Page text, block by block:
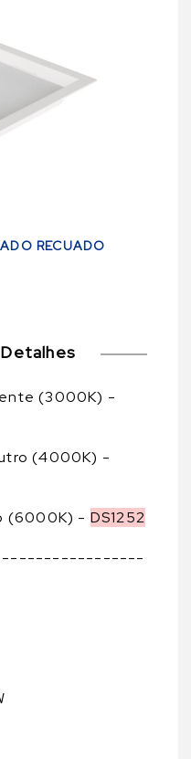
RECUADO
(3000K) -
(4000K) -
(6000K) - DS1252